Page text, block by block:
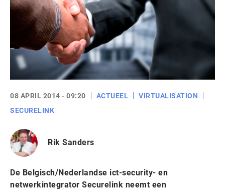
08 APRIL 2014 - 09:20 ACTUEEL
VIRTUALISATION
SECURELINK
Rik Sanders
De Belgisch/Nederlandse ict-security- en
netwerkintegrator Securelink neemt een